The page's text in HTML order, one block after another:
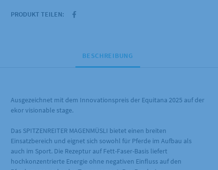
PRODUKT TEILEN:
BESCHREIBUNG
Ausgezeichnet mit dem Innovationspreis der Equitana 2025 auf der
ekor visionable stage.
Das SPITZENREITER MAGENMÜSLI bietet einen breiten
Einsatzbereich und eignet sich sowohl für Pferde im Aufbau als
auch im Sport. Die Rezeptur auf Fett-Faser-Basis liefert
hochkonzentrierte Energie ohne negativen Einfluss auf den